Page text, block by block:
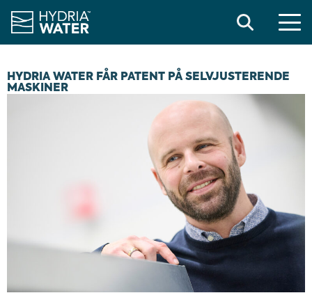
Search
HYDRIA WATER FÅR PATENT PÅ SELVJUSTERENDE
MASKINER